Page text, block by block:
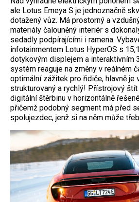
ale Lotus Emeya S je jednoznačně
dotažený vůz. Má prostorný a
materiály čalouněný interiér s
sedadly podpírajícími i ramena.
infotainmentem Lotus HyperOS s
dotykovým displejem a interaktivním
systém reaguje na změny v reálném
optimální zážitek pro řidiče, hlavně je
strukturovaný a rychlý! Přístrojový
digitální štěrbinu v horizontálně
přičemž podobný segment má před
spolujezdec, jenž si na něm může